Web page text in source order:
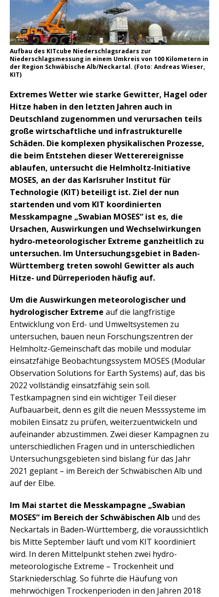
Aufbau des KITcube Niederschlagsradars zur
Niederschlagsmessung in einem Umkreis von 100 Kilometern in
der Region Schwäbische Alb/Neckartal. (Foto: Andreas Wieser,
KIT)
Extremes Wetter wie starke Gewitter, Hagel oder
Hitze haben in den letzten Jahren auch in
Deutschland zugenommen und verursachen teils
große wirtschaftliche und infrastrukturelle
Schäden. Die komplexen physikalischen Prozesse,
die beim Entstehen dieser Wetterereignisse
ablaufen, untersucht die Helmholtz-Initiative
MOSES, an der das Karlsruher Institut für
Technologie (KIT) beteiligt ist. Ziel der nun
startenden und vom KIT koordinierten
Messkampagne „Swabian MOSES“ ist es, die
Ursachen, Auswirkungen und Wechselwirkungen
hydro-meteorologischer Extreme ganzheitlich zu
untersuchen. Im Untersuchungsgebiet in Baden-
Württemberg treten sowohl Gewitter als auch
Hitze- und Dürreperioden häufig auf.
Um die Auswirkungen meteorologischer und
hydrologischer Extreme auf die langfristige
Entwicklung von Erd- und Umweltsystemen zu
untersuchen, bauen neun Forschungszentren der
Helmholtz-Gemeinschaft das mobile und modular
einsatzfähige Beobachtungssystem MOSES (Modular
Observation Solutions for Earth Systems) auf, das bis
2022 vollständig einsatzfähig sein soll.
Testkampagnen sind ein wichtiger Teil dieser
Aufbauarbeit, denn es gilt die neuen Messsysteme im
mobilen Einsatz zu prüfen, weiterzuentwickeln und
aufeinander abzustimmen. Zwei dieser Kampagnen zu
unterschiedlichen Fragen und in unterschiedlichen
Untersuchungsgebieten sind bislang für das Jahr
2021 geplant – im Bereich der Schwäbischen Alb und
auf der Elbe.
Im Mai startet die Messkampagne „Swabian
MOSES“ im Bereich der Schwäbischen Alb und des
Neckartals in Baden-Württemberg, die voraussichtlich
bis Mitte September läuft und vom KIT koordiniert
wird. In deren Mittelpunkt stehen zwei hydro-
meteorologische Extreme – Trockenheit und
Starkniederschlag. So führte die Häufung von
mehrwöchigen Trockenperioden in den Jahren 2018